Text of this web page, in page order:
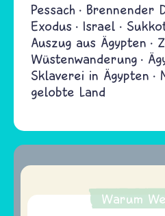
Pessach
Brennender
Exodus
Israel
Auszug aus Ägypten
Wüstenwanderung
Sklaverei in Ägypten
gelobte Land
Warum